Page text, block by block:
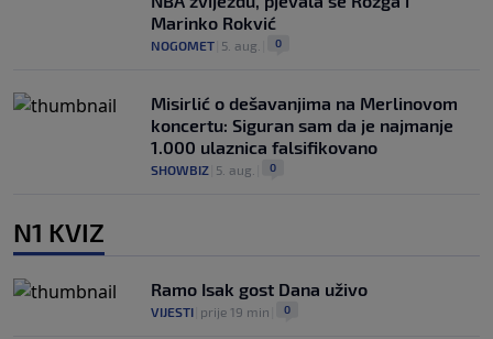
Marinko Rokvić
NOGOMET 5. aug. 0
Misirlić o dešavanjima na Merlinovom
koncertu: Siguran sam da je najmanje
1.000 ulaznica falsifikovano
SHOWBIZ 5. aug. 0
N1 KVIZ
Ramo Isak gost Dana uživo
VIJESTI prije 19 min 0